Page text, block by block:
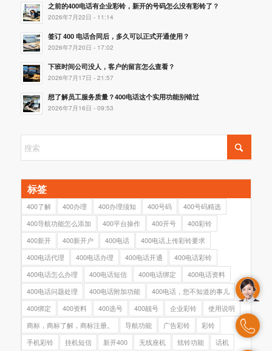
之前的400电话有企业彩铃，新开的号码怎么没有彩铃了？
2026年7月22日 - 11:14
签订 400 电话合同后，多久可以正式开通使用？
2026年7月20日 - 17:02
下班时间公司没人，客户的留言怎么查看？
2026年7月17日 - 21:57
想了解员工服务质量？400电话这个实用功能别错过
2026年7月16日 - 09:53
标签
400了解 400办理 400办理须知 400号码
400号码精选
400导航功能怎么添加
400平台操作 400开号
400彩铃
400新开
400新开户 400电话
400电话上传彩铃要求
400电话代理
400电话办理 400电话开通
400电话彩铃
400电话怎么办理
400电话短信 400电话绑定
400电话资料
400电话问题处理
400电话附加功能
400电话，您不知道的事儿
400绑定
400资料 400选号 400靓号 企业彩铃
使用说明
商标，商标了解，商标注册。
导航功能 广告彩铃
彩铃
手机彩铃
挂机短信 新开400 无线座机 炫铃功能 话机